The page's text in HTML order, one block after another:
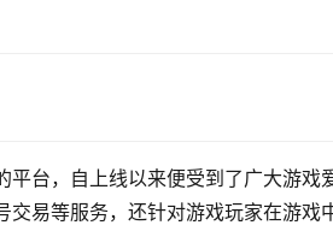
平台，自上线以来便受到了广大游戏
易等服务，还针对游戏玩家在游戏